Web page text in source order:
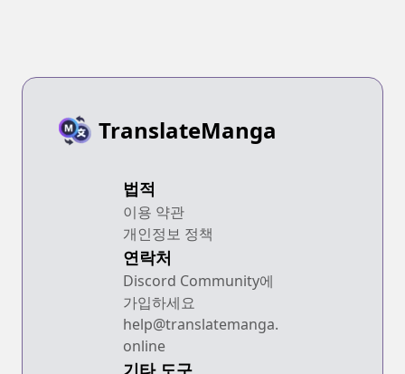
TranslateManga
법적
이용 약관
개인정보 정책
연락처
Discord Community에
가입하세요
help@translatemanga.
online
기타 도구